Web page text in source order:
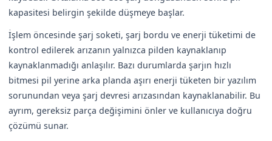
kapasitesi belirgin şekilde düşmeye başlar.
İşlem öncesinde şarj soketi, şarj bordu ve enerji tüketimi de
kontrol edilerek arızanın yalnızca pilden kaynaklanıp
kaynaklanmadığı anlaşılır. Bazı durumlarda şarjın hızlı
bitmesi pil yerine arka planda aşırı enerji tüketen bir yazılım
sorunundan veya şarj devresi arızasından kaynaklanabilir. Bu
ayrım, gereksiz parça değişimini önler ve kullanıcıya doğru
çözümü sunar.